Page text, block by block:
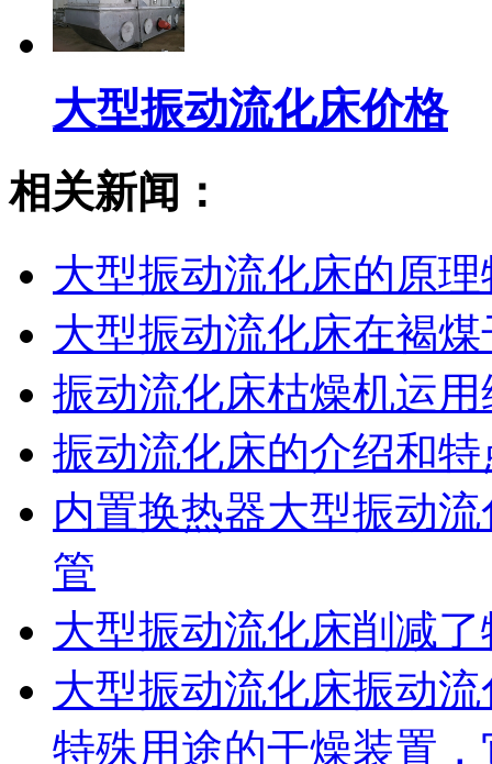
大型振动流化床价格
相关新闻：
大型振动流化床的原
大型振动流化床在褐
振动流化床枯燥机运
振动流化床的介绍和特
内置换热器大型振动
管
大型振动流化床削减
大型振动流化床振动
特殊用途的干燥装置